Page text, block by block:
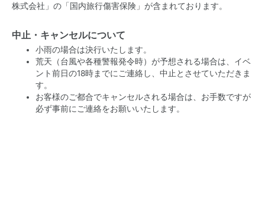
株式会社」の「国内旅行傷害保険」が含まれております。
中止・キャンセルについて
小雨の場合は決行いたします。
荒天（台風や各種警報発令時）が予想される場合は、イベ
ント前日の18時までにご連絡し、中止とさせていただきま
す。
お客様のご都合でキャンセルされる場合は、お手数ですが
必ず事前にご連絡をお願いいたします。